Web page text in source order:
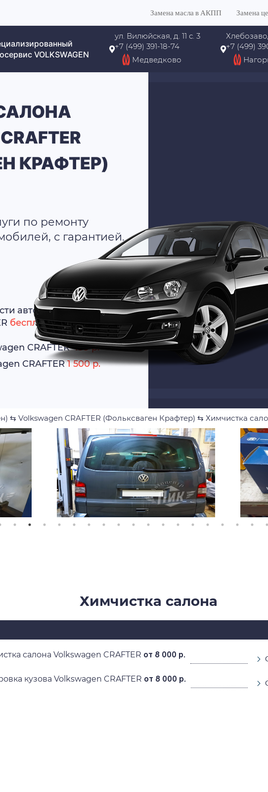
Замена масла в АКПП Замена
VOLKSWAGEN
ул. Вилюйская, д. 11 с. 3
+7 (499) 391-18-74
Медведково
+7 (499)
КРАФТЕР)
по ремонту
с гарантией.
авто
бесплатно
CRAFTER499 р.
CRAFTER1 500 р.
⇆ Volkswagen CRAFTER (Фольксваген Крафтер) ⇆ Химчистка
Химчистка салона
салона Volkswagen CRAFTER от 8 000 р.
кузова Volkswagen CRAFTER от 8 000 р.